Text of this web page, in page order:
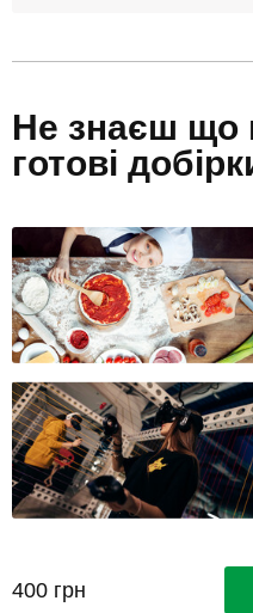
Не знаєш що
готові
400 грн